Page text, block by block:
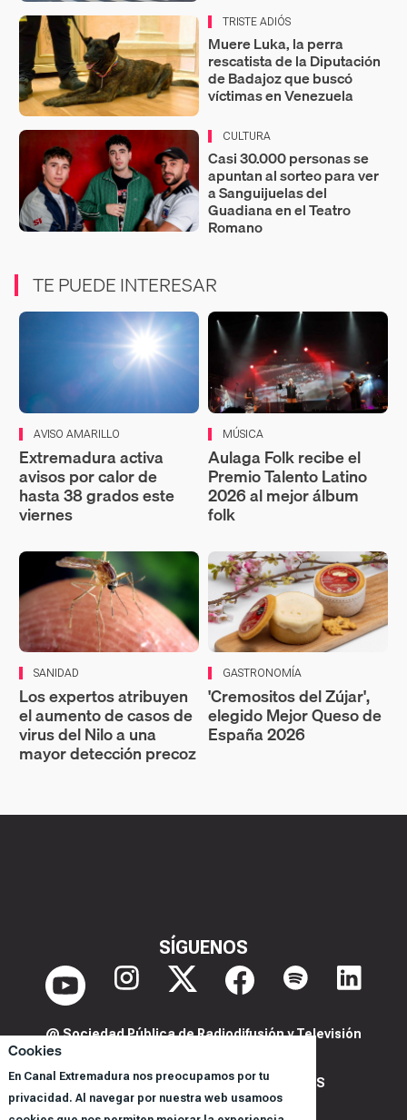
Cookies
En Canal Extremadura nos preocupamos por tu
privacidad. Al navegar por nuestra web usamoos
TRISTE ADIÓS
Muere Luka, la perra
rescatista de la Diputación
de Badajoz que buscó
víctimas en Venezuela
CULTURA
Casi 30.000 personas se
apuntan al sorteo para ver
a Sanguijuelas del
Guadiana en el Teatro
Romano
TE PUEDE INTERESAR
AVISO AMARILLO
Extremadura activa
avisos por calor de
hasta 38 grados este
viernes
MÚSICA
Aulaga Folk recibe el
Premio Talento Latino
2026 al mejor álbum
folk
SANIDAD
Los expertos atribuyen
el aumento de casos de
virus del Nilo a una
mayor detección precoz
GASTRONOMÍA
'Cremositos del Zújar',
elegido Mejor Queso de
España 2026
SÍGUENOS
@ Sociedad Pública de Radiodifusión y Televisión
POLITICA DE PRIVACIDAD Y COOKIES